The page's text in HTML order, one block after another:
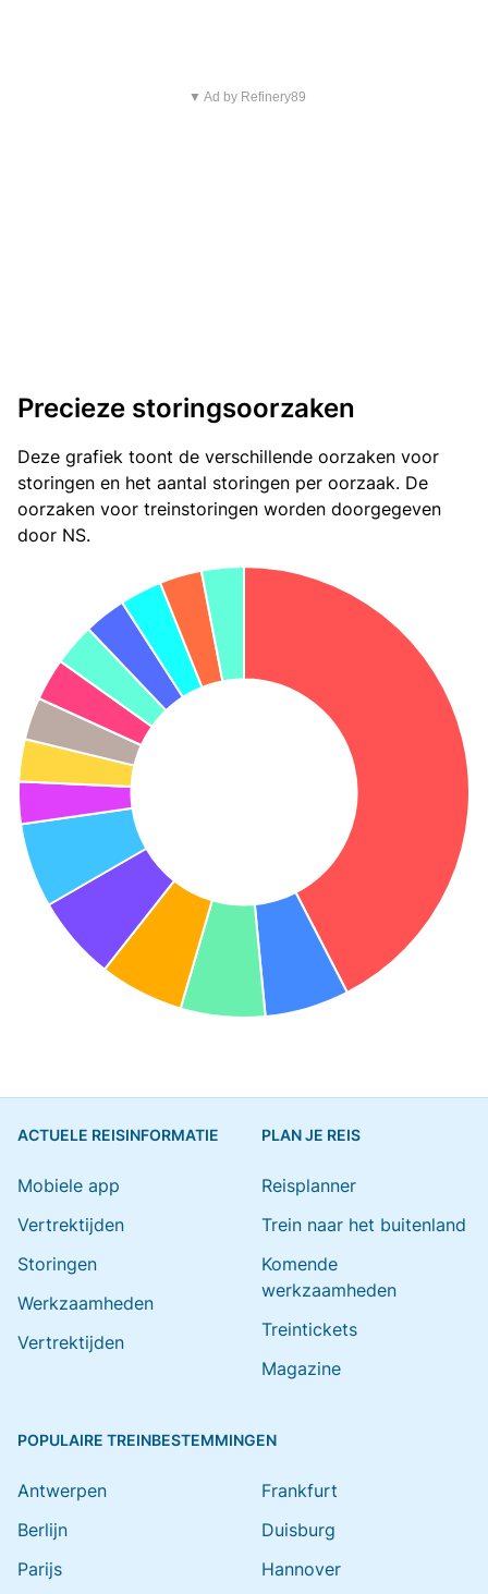
▼ Ad by Refinery89
Precieze storingsoorzaken
Deze grafiek toont de verschillende oorzaken voor
storingen en het aantal storingen per oorzaak. De
oorzaken voor treinstoringen worden doorgegeven
door NS.
ACTUELE REISINFORMATIE
Mobiele app
Vertrektijden
Storingen
Werkzaamheden
Vertrektijden
PLAN JE REIS
Reisplanner
Trein naar het buitenland
Komende
werkzaamheden
Treintickets
Magazine
POPULAIRE TREINBESTEMMINGEN
Antwerpen
Berlijn
Parijs
Frankfurt
Duisburg
Hannover